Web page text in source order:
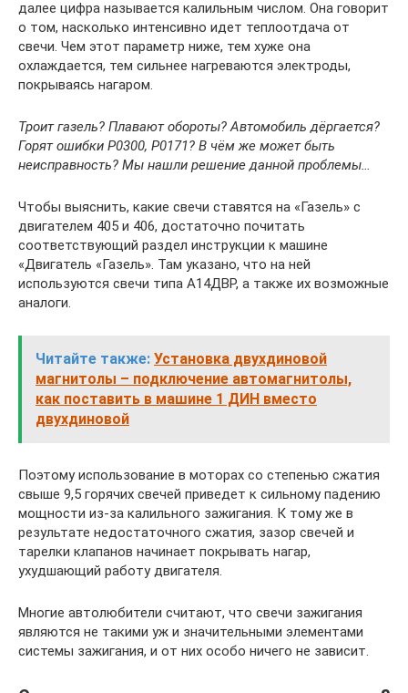
далее цифра называется калильным числом. Она говорит
о том, насколько интенсивно идет теплоотдача от
свечи. Чем этот параметр ниже, тем хуже она
охлаждается, тем сильнее нагреваются электроды,
покрываясь нагаром.
Троит газель? Плавают обороты? Автомобиль дёргается?
Горят ошибки P0300, P0171? В чём же может быть
неисправность? Мы нашли решение данной проблемы…
Чтобы выяснить, какие свечи ставятся на «Газель» с
двигателем 405 и 406, достаточно почитать
соответствующий раздел инструкции к машине
«Двигатель «Газель». Там указано, что на ней
используются свечи типа А14ДВР, а также их возможные
аналоги.
Читайте также: Установка двухдиновой
магнитолы – подключение автомагнитолы,
как поставить в машине 1 ДИН вместо
двухдиновой
Поэтому использование в моторах со степенью сжатия
свыше 9,5 горячих свечей приведет к сильному падению
мощности из-за калильного зажигания. К тому же в
результате недостаточного сжатия, зазор свечей и
тарелки клапанов начинает покрывать нагар,
ухудшающий работу двигателя.
Многие автолюбители считают, что свечи зажигания
являются не такими уж и значительными элементами
системы зажигания, и от них особо ничего не зависит.